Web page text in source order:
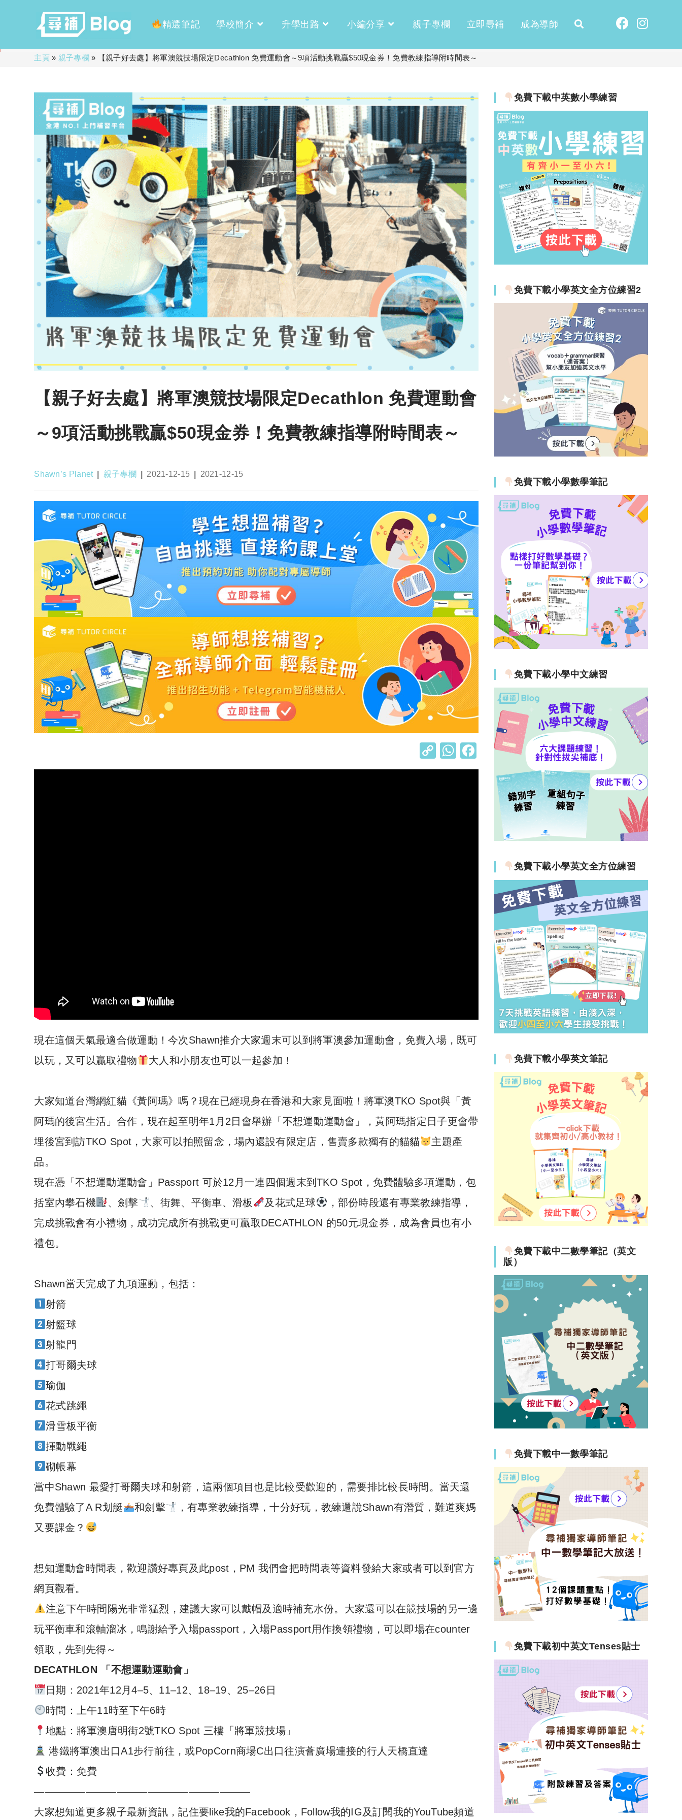
精選筆記 學校簡介 升學出路 小編分享 親子專欄 立即尋補 成為導師
主頁» 親子專欄 » 【親子好去處】將軍澳競技場限定Decathlon 免費運動會～9項活動挑戰贏$50現金券！免費教練指導附時間表～
【親子好去處】將軍澳競技場限定Decathlon 免費運動會
～9項活動挑戰贏$50現金券！免費教練指導附時間表～
Post
Shawn’s Planet
Post
親子專欄
Post
2021-12-15
Post
2021-12-15
C
o
W
h
現在這個天氣最適合做運動！今次Shawn推介大家週末可以到將軍澳參加運動會，免費入場，既可
以玩，又可以贏取禮物
大人和小朋友也可以一起參加！
大家知道台灣網紅貓《黃阿瑪》嗎？現在已經現身在香港和大家見面啦！將軍澳TKO Spot與「黃
阿瑪的後宮生活」合作，現在起至明年1月2日會舉辦「不想運動運動會」，黃阿瑪指定日子更會帶
埋後宮到訪TKO Spot，大家可以拍照留念，場內還設有限定店，售賣多款獨有的貓貓
主題產
品。
現在憑「不想運動運動會」Passport 可於12月一連四個週末到TKO Spot，免費體驗多項運動，包
括室內攀石機
、劍擊 、街舞、平衡車、滑板 及花式足球
，部份時段還有專業教練指導，
完成挑戰會有小禮物，成功完成所有挑戰更可贏取DECATHLON 的50元現金券，成為會員也有小
禮包。
Shawn當天完成了九項運動，包括：
射箭
射籃球
射龍門
打哥爾夫球
瑜伽
花式跳繩
滑雪板平衡
揮動戰繩
砌帳幕
當中Shawn 最愛打哥爾夫球和射箭，這兩個項目也是比較受歡迎的，需要排比較長時間。當天還
免費體驗了A R划艇
和劍擊
，有專業教練指導，十分好玩，教練還說Shawn有潛質，難道爽媽
又要課金？
想知運動會時間表，歡迎讚好專頁及此post，PM 我們會把時間表等資料發給大家或者可以到官方
網頁觀看。
注意下午時間陽光非常猛烈，建議大家可以戴帽及適時補充水份。大家還可以在競技場的另一邊
玩平衡車和滾軸溜冰，鳴謝給予入場passport，入場Passport用作換領禮物，可以即場在counter
領取，先到先得～
DECATHLON 「不想運動運動會」
日期：2021年12月4–5、11–12、18–19、25–26日
時間：上午11時至下午6時
地點：將軍澳唐明街2號TKO Spot 三樓「將軍競技場」
港鐵將軍澳出口A1步行前往，或PopCorn商場C出口往演薈廣場連接的行人天橋直達
收費：免費
—————————————————————
大家想知道更多親子最新資訊，記住要like我的Facebook，Follow我的IG及訂閱我的YouTube頻道
免費下載中英數小學練習
免費下載小學英文全方位練習2
免費下載小學數學筆記
免費下載小學中文練習
免費下載小學英文全方位練習
免費下載小學英文筆記
免費下載中二數學筆記（英文
版）
免費下載中一數學筆記
免費下載初中英文Tenses貼士